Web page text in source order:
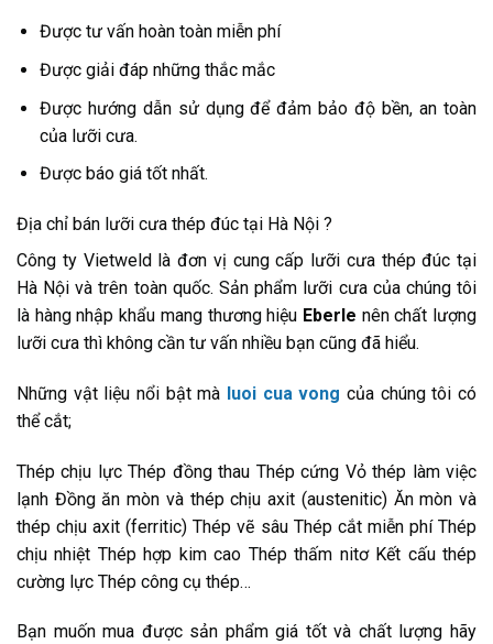
Được tư vấn hoàn toàn miễn phí
Được giải đáp những thắc mắc
Được hướng dẫn sử dụng để đảm bảo độ bền, an toàn
của lưỡi cưa.
Được báo giá tốt nhất.
Địa chỉ bán lưỡi cưa thép đúc tại Hà Nội ?
Công ty Vietweld là đơn vị cung cấp lưỡi cưa thép đúc tại
Hà Nội và trên toàn quốc. Sản phẩm lưỡi cưa của chúng tôi
là hàng nhập khẩu mang thương hiệu Eberle nên chất lượng
lưỡi cưa thì không cần tư vấn nhiều bạn cũng đã hiểu.
Những vật liệu nổi bật mà luoi cua vong của chúng tôi có
thể cắt;
Thép chịu lực Thép đồng thau Thép cứng Vỏ thép làm việc
lạnh Đồng ăn mòn và thép chịu axit (austenitic) Ăn mòn và
thép chịu axit (ferritic) Thép vẽ sâu Thép cắt miễn phí Thép
chịu nhiệt Thép hợp kim cao Thép thấm nitơ Kết cấu thép
cường lực Thép công cụ thép…
Bạn muốn mua được sản phẩm giá tốt và chất lượng hãy